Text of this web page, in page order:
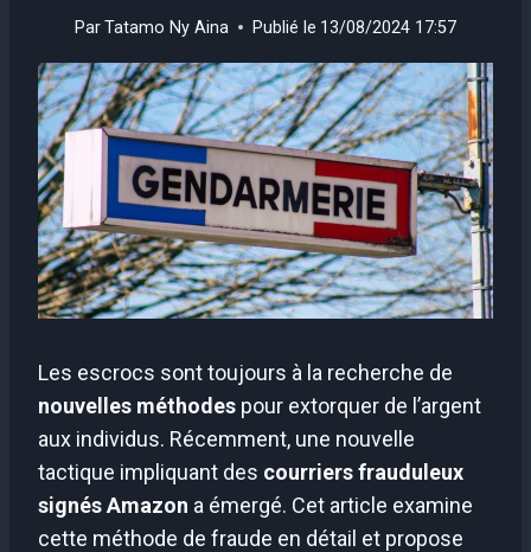
ParTatamo Ny Aina Publié le 13/08/2024 17:57
Les escrocs sont toujours à la recherche de
nouvelles méthodes pour extorquer de l’argent
aux individus. Récemment, une nouvelle
tactique impliquant des courriers frauduleux
signés Amazon a émergé. Cet article examine
cette méthode de fraude en détail et propose